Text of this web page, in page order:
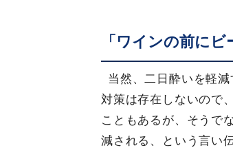
「ワインの前に
当然、二日酔いを軽
対策は存在しないので
こともあるが、そうで
減される、という言い